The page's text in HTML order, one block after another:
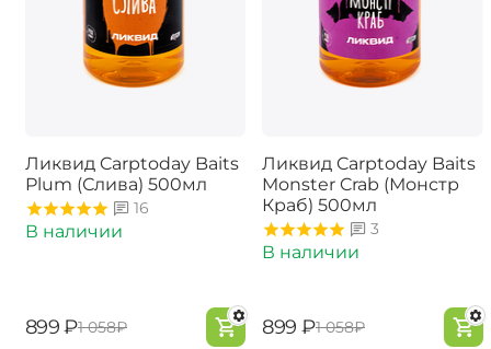
Ликвид Carptoday Baits
Plum (Слива) 500мл
16
В наличии
‍899‍ ₽‍1 058‍₽
Ликвид Carptoday Baits
Monster Crab (Монстр
Краб) 500мл
3
В наличии
‍899‍ ₽‍1 058‍₽